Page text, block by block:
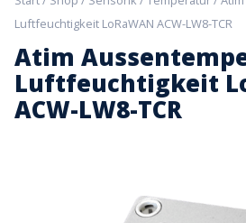
Luftfeuchtigkeit LoRaWAN ACW-LW8-TCR
Atim
Luftfeuchtigkeit
ACW-LW8-TCR